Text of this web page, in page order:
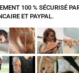
100 % SÉCURISÉ
ET PAYPAL.